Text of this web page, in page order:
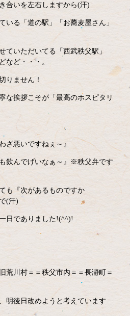
合いを左右しますから(汗)
いる「道の駅」「お蕎麦屋さん」
ていただいてる「西武秩父駅」
など・・・。
りません！
な挨拶こそが「最高のホスピタリ
ざ悪いですねぇ～』
飲んでげいなぁ～』※秩父弁です
も『次があるものですか
(汗)
日でありました!(^^)!
荒川村＝＝秩父市内＝＝長瀞町＝
明後日改めようと考えています